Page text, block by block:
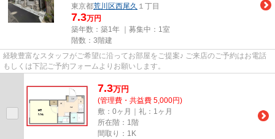
東京都荒川区西尾久 １丁目
7.3万円
築年数：築1年 ｜募集中： 1室
階数：3階建
経験豊富なスタッフがご希望に沿ってお部屋をご提案♪ ご来店のご予約はお電話
もしくは下記ご予約フォームよりお願いします。
7.3万円
(管理費・共益費 5,000円)
敷：0ヶ月｜礼：1ヶ月
所在階：1階
間取り：1K